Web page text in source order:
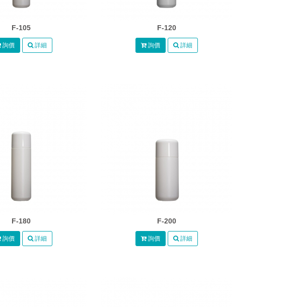
F-105
詢價 詳細
F-120
詢價 詳細
F-180
詢價 詳細
F-200
詢價 詳細